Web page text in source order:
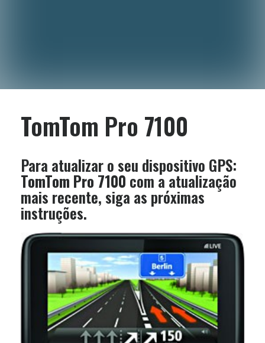
TomTom Pro 7100
Para atualizar o seu dispositivo GPS:
TomTom Pro 7100 com a atualização
mais recente, siga as próximas
instruções.